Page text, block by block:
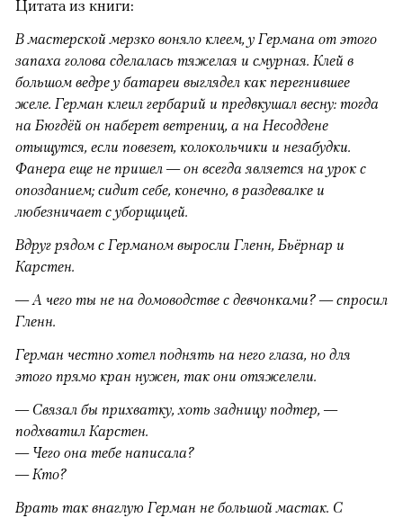
Цитата из книги:
В мастерской мерзко воняло клеем, у Германа от этого
запаха голова сделалась тяжелая и смурная. Клей в
большом ведре у батареи выглядел как перегнившее
желе. Герман клеил гербарий и предвкушал весну: тогда
на Бюгдёй он наберет ветрениц, а на Несоддене
отыщутся, если повезет, колокольчики и незабудки.
Фанера еще не пришел — он всегда является на урок с
опозданием; сидит себе, конечно, в раздевалке и
любезничает с уборщицей.
Вдруг рядом с Германом выросли Гленн, Бьёрнар и
Карстен.
— А чего ты не на домоводстве с девчонками? — спросил
Гленн.
Герман честно хотел поднять на него глаза, но для
этого прямо кран нужен, так они отяжелели.
— Связал бы прихватку, хоть задницу подтер, —
подхватил Карстен.
— Чего она тебе написала?
— Кто?
Врать так внаглую Герман не большой мастак. С